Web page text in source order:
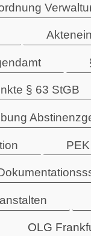
§ 63 StGB
OLG